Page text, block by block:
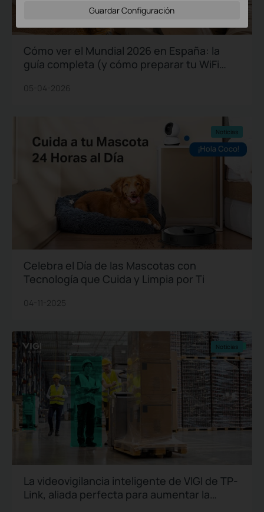
Cómo ver el Mundial 2026 en España: la
guía completa (y cómo preparar tu WiFi
05-04-2026
Noticias
Celebra el Día de las Mascotas con
Tecnología que Cuida y Limpia por Ti
04-11-2025
Noticias
La videovigilancia inteligente de VIGI de TP-
Link, aliada perfecta para aumentar la
Guardar Configuración